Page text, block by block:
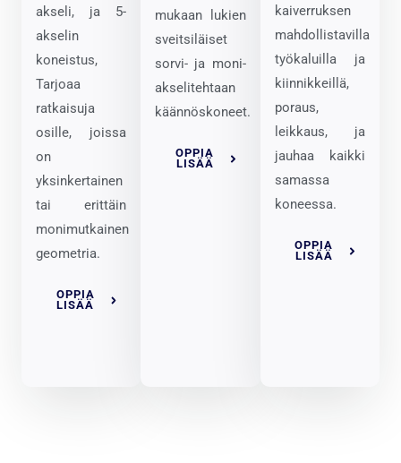
akseli, ja 5-
akselin
koneistus,
Tarjoaa
ratkaisuja
osille, joissa
on
yksinkertainen
tai erittäin
monimutkainen
geometria.
OPPIA
LISÄÄ
mukaan lukien
sveitsiläiset
sorvi- ja moni-
akselitehtaan
käännöskoneet.
OPPIA
LISÄÄ
kaiverruksen
mahdollistavilla
työkaluilla ja
kiinnikkeillä,
poraus,
leikkaus, ja
jauhaa kaikki
samassa
koneessa.
OPPIA
LISÄÄ